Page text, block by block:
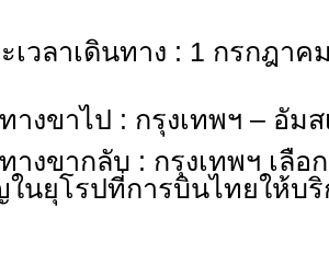
ะเวลาเดินทาง : 1 กรกฎา
ทางขาไป : กรุงเทพฯ – อัม
ทางขากลับ : กรุงเทพฯ เลือ
นยุโรปที่การบินไทยให้บริ